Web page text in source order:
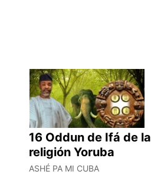
16 Oddun de Ifá de la
religión Yoruba
ASHÉ PA MI CUBA